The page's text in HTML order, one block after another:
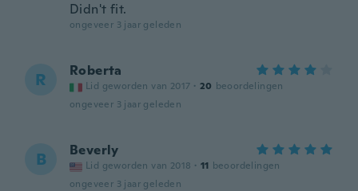
Didn't fit.
ongeveer 3 jaar geleden
R Roberta
Lid geworden van 2017 · 20 beoordelingen
ongeveer 3 jaar geleden
B Beverly
Lid geworden van 2018 · 11 beoordelingen
ongeveer 3 jaar geleden